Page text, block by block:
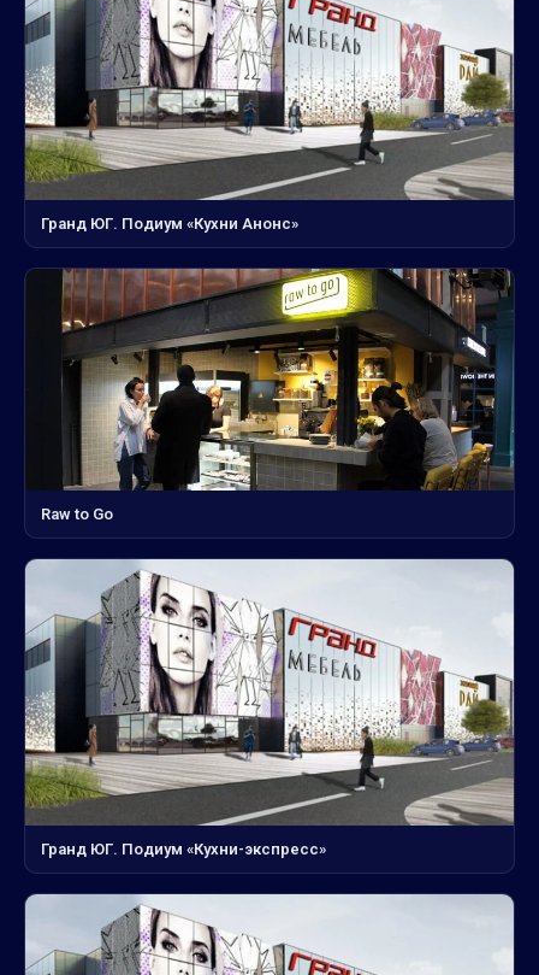
Гранд ЮГ. Подиум «Кухни Анонс»
Raw to Go
Гранд ЮГ. Подиум «Кухни-экспресс»